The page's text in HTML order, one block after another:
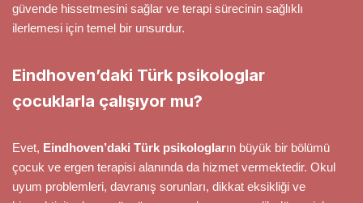
güvende hissetmesini sağlar ve terapi sürecinin sağlıklı
ilerlemesi için temel bir unsurdur.
Eindhoven’daki Türk psikologlar
çocuklarla çalışıyor mu?
Evet, Eindhoven’daki Türk psikologların büyük bir bölümü
çocuk ve ergen terapisi alanında da hizmet vermektedir. Okul
uyum problemleri, davranış sorunları, dikkat eksikliği ve